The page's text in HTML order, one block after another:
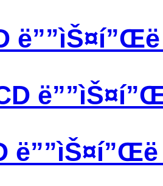
ë””ìŠ¤í”Œë
ë””ìŠ¤í”Œë